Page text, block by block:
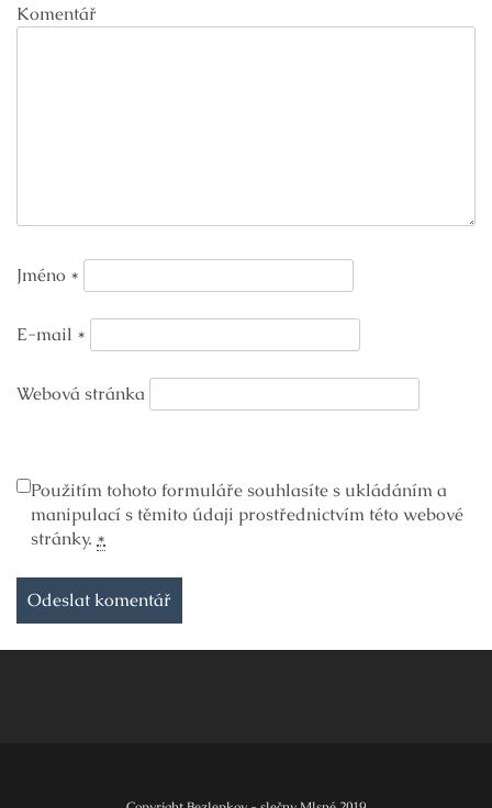
Komentář
Jméno *
E-mail *
Webová stránka
Použitím tohoto formuláře souhlasíte s ukládáním a
manipulací s těmito údaji prostřednictvím této webové
stránky. *